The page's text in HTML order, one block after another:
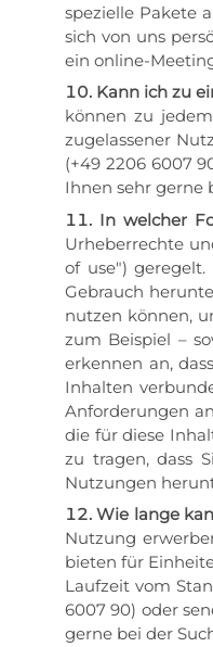
spezielle Pakete
sich von uns
ein online-
Kann ich zu
können zu
zugelassener
(+49 2206 6007
Ihnen sehr gerne
In welcher
Urheberrechte
of use")
Gebrauch
nutzen können,
zum Beispiel –
erkennen an,
Inhalten
Anforderungen
die für diese
zu tragen, dass
Nutzungen
Wie lange
Nutzung
bieten für
Laufzeit vom
6007 90) oder
gerne bei der